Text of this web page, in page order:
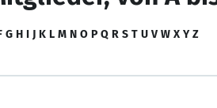
G H I J K L M N O P Q R S T U V W X Y Z